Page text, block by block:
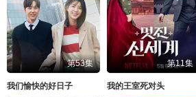
第53集
我们愉快的好日子
第11集
我的王室死对头